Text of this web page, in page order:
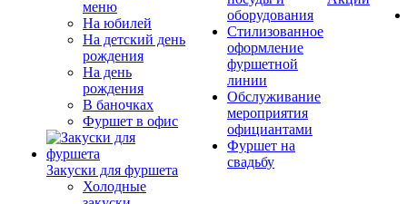
меню
На юбилей
На детский день
рождения
На день
рождения
В баночках
Фуршет в офис
Закуски для фуршета
Холодные
оборудования
Стилизованное
оформление
фуршетной
линии
Обслуживание
мероприятия
официантами
Фуршет на
свадьбу